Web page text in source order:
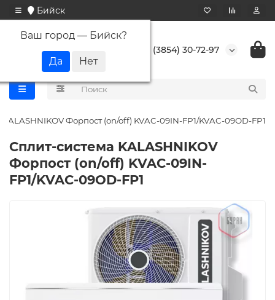
Бийск
Ваш город — Бийск?
+7 (3854) 30-72-97
Форпост (on/off) KVAC-09IN-FP1/KVAC-09OD-FP1
Сплит-система KALASHNIKOV
Форпост (on/off) KVAC-09IN-
FP1/KVAC-09OD-FP1